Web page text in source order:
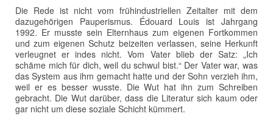
Die Rede ist nicht vom frühindustriellen Zeitalter mit dem
dazugehörigen Pauperismus. Édouard Louis ist Jahrgang
1992. Er musste sein Elternhaus zum eigenen Fortkommen
und zum eigenen Schutz beizeiten verlassen, seine Herkunft
verleugnet er indes nicht. Vom Vater blieb der Satz: „Ich
schäme mich für dich, weil du schwul bist.“ Der Vater war, was
das System aus ihm gemacht hatte und der Sohn verzieh ihm,
weil er es besser wusste. Die Wut hat ihn zum Schreiben
gebracht. Die Wut darüber, dass die Literatur sich kaum oder
gar nicht um diese soziale Schicht kümmert.